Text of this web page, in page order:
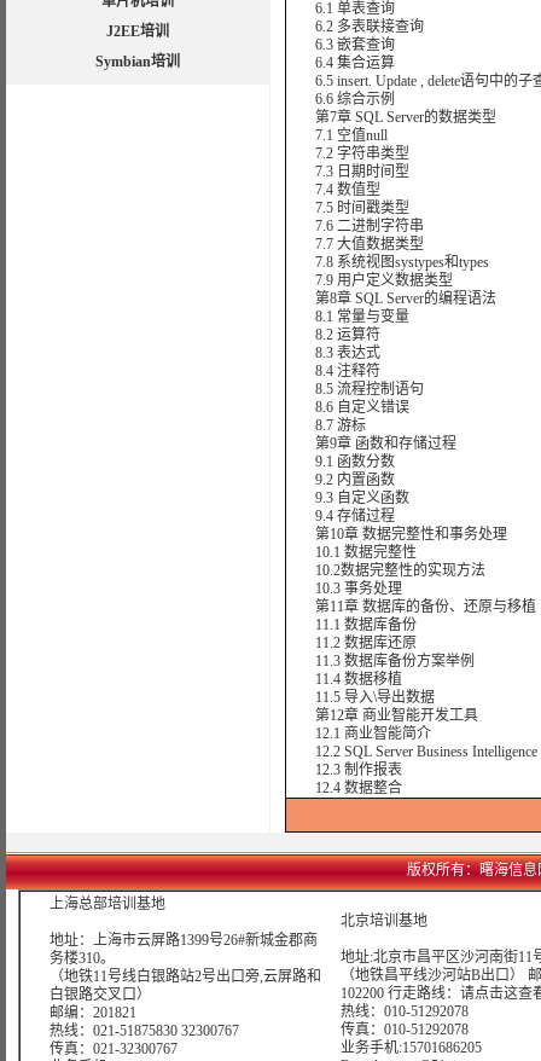
J2EE培训
Symbian培训
6.1 单表查询
6.2 多表联接查询
6.3 嵌套查询
6.4 集合运算
6.5 insert. Update , delete语句中的子
6.6 综合示例
第7章 SQL Server的数据类型
7.1 空值null
7.2 字符串类型
7.3 日期时间型
7.4 数值型
7.5 时间戳类型
7.6 二进制字符串
7.7 大值数据类型
7.8 系统视图systypes和types
7.9 用户定义数据类型
第8章 SQL Server的编程语法
8.1 常量与变量
8.2 运算符
8.3 表达式
8.4 注释符
8.5 流程控制语句
8.6 自定义错误
8.7 游标
第9章 函数和存储过程
9.1 函数分数
9.2 内置函数
9.3 自定义函数
9.4 存储过程
第10章 数据完整性和事务处理
10.1 数据完整性
10.2数据完整性的实现方法
10.3 事务处理
第11章 数据库的备份、还原与移植
11.1 数据库备份
11.2 数据库还原
11.3 数据库备份方案举例
11.4 数据移植
11.5 导入\导出数据
第12章 商业智能开发工具
12.1 商业智能简介
12.2 SQL Server Business Intelligence
12.3 制作报表
12.4 数据整合
版权所有：曙海信息
上海总部培训基地
地址：上海市云屏路1399号26#新城金郡商
务楼310。
（地铁11号线白银路站2号出口旁,云屏路和
白银路交叉口）
邮编：201821
热线：021-51875830 32300767
传真：021-32300767
北京培训基地
地址:北京市昌平区沙河南街11
（地铁昌平线沙河站B出口）
102200 行走路线： 请点击这查
热线：010-51292078
传真：010-51292078
业务手机:15701686205